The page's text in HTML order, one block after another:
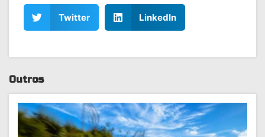
Twitter LinkedIn
Outros